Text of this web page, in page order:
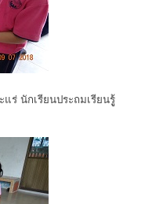
ร่ นักเรียนประถมเรียนรูู้